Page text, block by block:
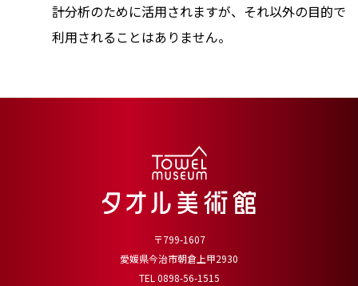
計分析のために活用されますが、それ以外の目的で
利用されることはありません。
〒799-1607
愛媛県今治市朝倉上甲2930
TEL 0898-56-1515